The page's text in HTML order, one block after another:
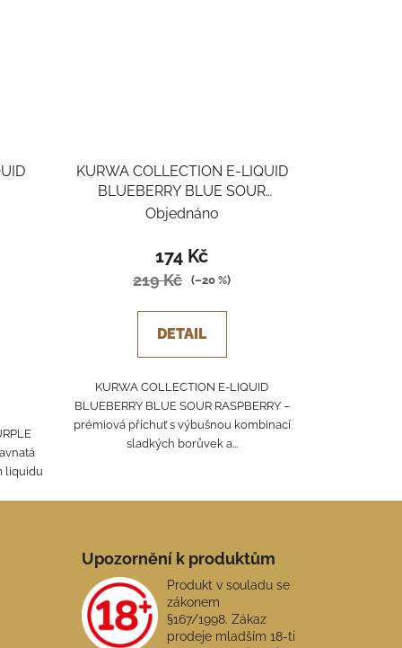
liquidu
KURWA COLLECTION E-LIQUID
BLUEBERRY BLUE SOUR
RASPBERRY
Objednáno
174 Kč
219 Kč (–20 %)
DETAIL
KURWA COLLECTION E-LIQUID
BLUEBERRY BLUE SOUR RASPBERRY –
prémiová příchuť s výbušnou kombinací
sladkých borůvek a...
Upozornění k produktům
Produkt v souladu se
zákonem
§167/1998. Zákaz
prodeje mladším 18-ti